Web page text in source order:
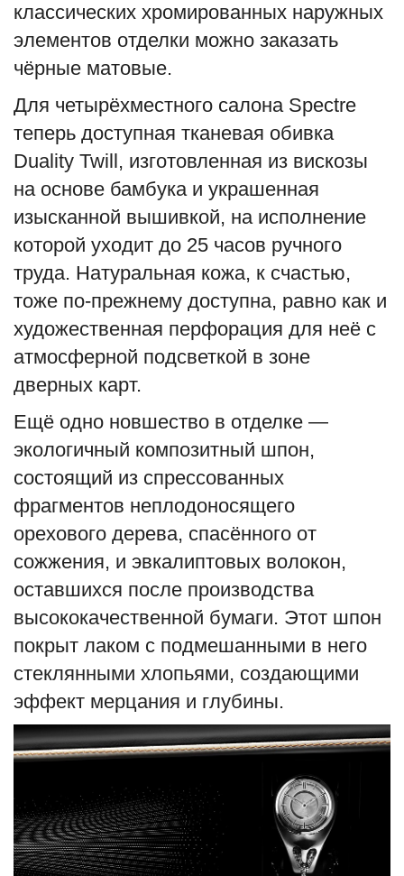
классических хромированных наружных
элементов отделки можно заказать
чёрные матовые.
Для четырёхместного салона Spectre
теперь доступная тканевая обивка
Duality Twill, изготовленная из вискозы
на основе бамбука и украшенная
изысканной вышивкой, на исполнение
которой уходит до 25 часов ручного
труда. Натуральная кожа, к счастью,
тоже по-прежнему доступна, равно как и
художественная перфорация для неё с
атмосферной подсветкой в зоне
дверных карт.
Ещё одно новшество в отделке —
экологичный композитный шпон,
состоящий из спрессованных
фрагментов неплодоносящего
орехового дерева, спасённого от
сожжения, и эвкалиптовых волокон,
оставшихся после производства
высококачественной бумаги. Этот шпон
покрыт лаком с подмешанными в него
стеклянными хлопьями, создающими
эффект мерцания и глубины.